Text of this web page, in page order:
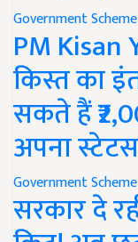
Government Scheme
PM Kisan
किस्त का
सकते हैं
अपना स्टेटस
Government Scheme
सरकार दे